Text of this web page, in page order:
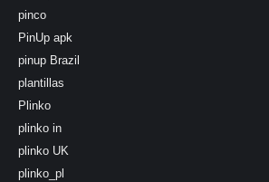
pinco
PinUp apk
pinup Brazil
plantillas
Plinko
plinko in
plinko UK
plinko_pl